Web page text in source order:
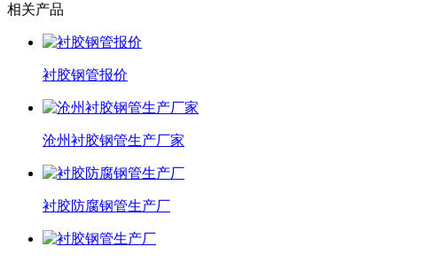
相关产品
衬胶钢管报价
沧州衬胶钢管生产厂家
衬胶防腐钢管生产厂